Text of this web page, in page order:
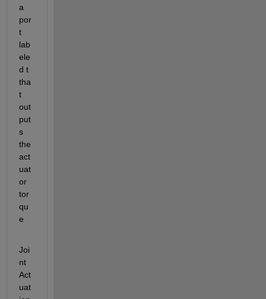
a
por
t
lab
ele
d t
tha
t
out
put
s
the
act
uat
or
tor
qu
e
Joi
nt
Act
uat